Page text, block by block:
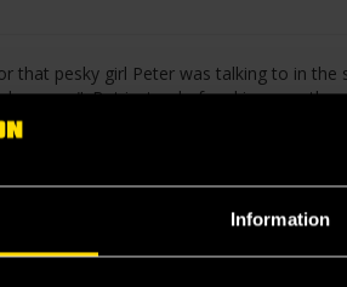
Information
that pesky girl Peter was talking to in the
But instead of making sure the
new friend, Amy. As they fall asleep, Bibi
Bibi loves Peter...right?